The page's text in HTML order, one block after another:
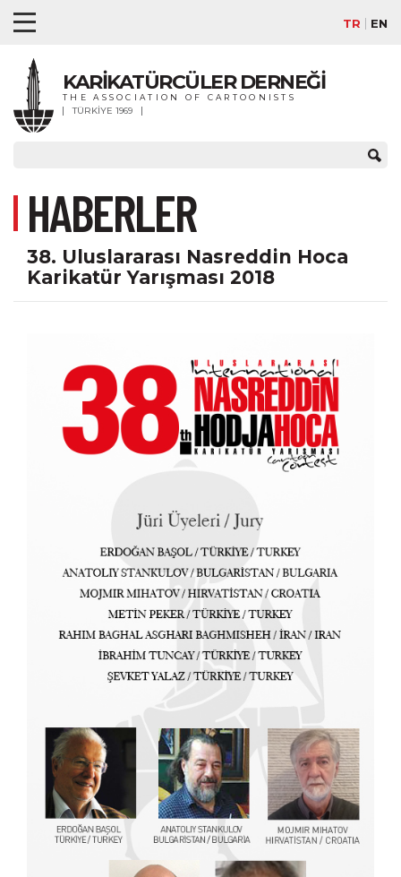
TR EN
KARİKATÜRCÜLER DERNEĞİ
THE ASSOCIATION OF CARTOONISTS
TÜRKİYE 1969
HABERLER
38. Uluslararası Nasreddin Hoca
Karikatür Yarışması 2018